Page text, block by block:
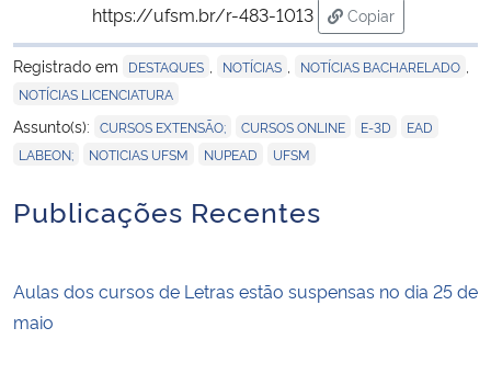
https://ufsm.br/r-483-1013
Copiar
para área de
Registrado em
DESTAQUES NOTÍCIAS NOTÍCIAS BACHARELADO
NOTÍCIAS LICENCIATURA
Assunto(s): CURSOS EXTENSÃO; CURSOS ONLINE E-3D EAD
LABEON; NOTICIAS UFSM NUPEAD UFSM
Publicações Recentes
Aulas dos cursos de Letras estão suspensas no dia 25 de
maio